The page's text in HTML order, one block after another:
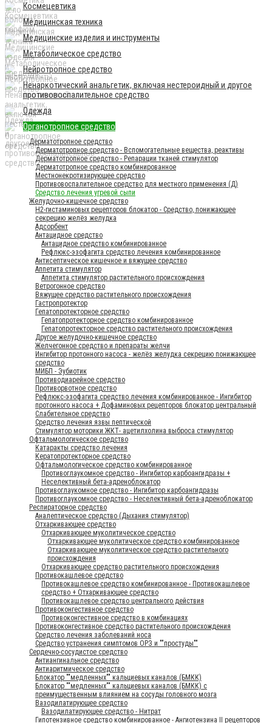
Космецевтика
Медицинская техника
Медицинские изделия и инструменты
Метаболическое средство
Нейротропное средство
Ненаркотический анальгетик, включая нестероидный и другое
противовоспалительное средство
Одежда
Органотропное средство
Дерматотропное средство
Дерматотропное средство - Вспомогательные вещества, реактивы
Дерматотропное средство - Репарации тканей стимулятор
Дерматотропное средство комбинированное
Местнонекротизирующее средство
Противовоспалительное средство для местного применения (Д)
Средство лечения угревой сыпи
Желудочно-кишечное средство
H2-гистаминовых рецепторов блокатор - Средство, понижающее
секрецию желёз желудка
Адсорбент
Антацидное средство
Антацидное средство комбинированное
Рефлюкс-эзофагита средство лечения комбинированное
Антисептическое кишечное и вяжущее средство
Аппетита стимулятор
Аппетита стимулятор растительного происхождения
Ветрогонное средство
Вяжущее средство растительного происхождения
Гастропротектор
Гепатопротекторное средство
Гепатопротекторное средство комбинированное
Гепатопротекторное средство растительного происхождения
Другое желудочно-кишечное средство
Желчегонное средство и препараты желчи
Ингибитор протонного насоса - желёз желудка секрецию понижающее
средство
МИБП - Эубиотик
Противодиарейное средство
Противорвотное средство
Рефлюкс-эзофагита средство лечения комбинированное - Ингибитор
протонного насоса + Дофаминовых рецепторов блокатор центральный
Слабительное средство
Средство лечения язвы пептической
Стимулятор моторики ЖКТ- ацетилхолина выброса стимулятор
Офтальмологическое средство
Катаракты средство лечения
Кератопротекторное средство
Офтальмологическое средство комбинированное
Противоглаукомное средство - Ингибитор карбоангидразы +
Неселективный бета-адреноблокатор
Противоглаукомное средство - Ингибитор карбоангидразы
Противоглаукомное средство - Неселективный бета-адреноблокатор
Респираторное средство
Аналептическое средство (Дыхания стимулятор)
Отхаркивающее средство
Отхаркивающее муколитическое средство
Отхаркивающее муколитическое средство комбинированное
Отхаркивающее муколитическое средство растительного
происхождения
Отхаркивающее средство растительного происхождения
Противокашлевое средство
Противокашлевое средство комбинированное - Противокашлевое
средство + Отхаркивающее средство
Противокашлевое средство центрального действия
Противоконгестивное средство
Противоконгестивное средство в комбинациях
Противоконгестивное средство растительного происхождения
Средство лечения заболеваний носа
Средство устранения симптомов ОРЗ и ""простуды""
Сердечно-сосудистое средство
Антиангинальное средство
Антиаритмическое средство
Блокатор ""медленных"" кальциевых каналов (БМКК)
Блокатор ""медленных"" кальциевых каналов (БМКК) с
преимущественным влиянием на сосуды головного мозга
Вазодилатирующее средство
Вазодилатирующее средство - Нитрат
Гипотензивное средство комбинированное - Ангиотензина II рецепторов